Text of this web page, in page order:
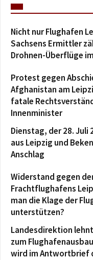
Nicht nur Flughafen
Sachsens Ermittler
Drohnen-Überflüge
Protest gegen
Afghanistan am
fatale
Innenminister
Dienstag, der 28. Juli
aus Leipzig und
Anschlag
Widerstand gegen
Frachtflughafens
man die Klage der
unterstützen?
Landesdirektion
zum
wird im Antwortbrief